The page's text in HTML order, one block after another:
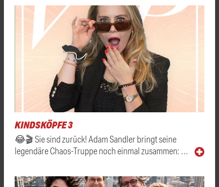
KINDSKÖPFE 3
😂🎬 Sie sind zurück! Adam Sandler bringt seine
legendäre Chaos-Truppe noch einmal zusammen: …